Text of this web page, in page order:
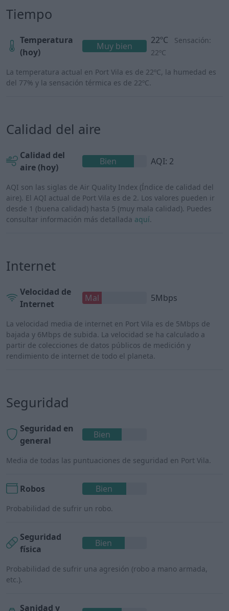
Tiempo
Temperatura
(hoy)
Muy bien
22ºC
Sensación:
22ºC
La temperatura actual en Port Vila es de 22ºC, la humedad es
del 77% y la sensación térmica es de 22ºC.
Calidad del aire
Calidad del
aire (hoy)
Bien AQI: 2
AQI son las siglas de Air Quality Index (Índice de calidad del
aire). El AQI actual de Port Vila es de 2. Los valores pueden ir
desde 1 (buena calidad) hasta 5 (muy mala calidad). Puedes
consultar información más detallada aquí.
Internet
Velocidad de
Internet
Mal 5Mbps
La velocidad media de internet en Port Vila es de 5Mbps de
bajada y 6Mbps de subida. La velocidad se ha calculado a
partir de colecciones de datos públicos de medición y
rendimiento de internet de todo el planeta.
Seguridad
Seguridad en
general
Bien
Media de todas las puntuaciones de seguridad en Port Vila.
Robos Bien
Probabilidad de sufrir un robo.
Seguridad
física
Bien
Probabilidad de sufrir una agresión (robo a mano armada,
etc.).
Sanidad y